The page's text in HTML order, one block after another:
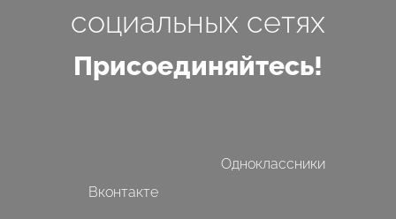
социальных сетях
Присоединяйтесь!
Вконтакте
Одноклассники